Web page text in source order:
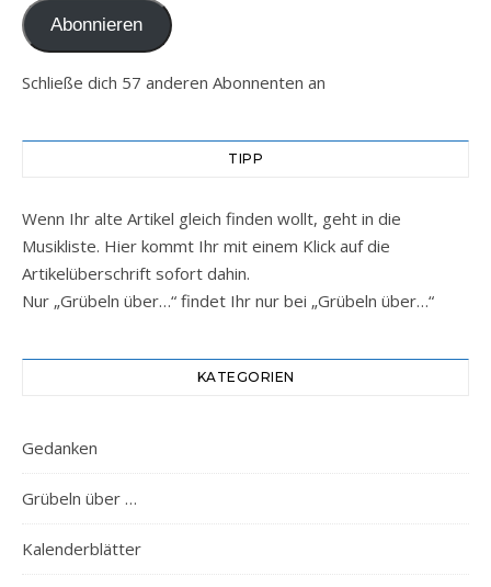
Abonnieren
Schließe dich 57 anderen Abonnenten an
TIPP
Wenn Ihr alte Artikel gleich finden wollt, geht in die
Musikliste. Hier kommt Ihr mit einem Klick auf die
Artikelüberschrift sofort dahin.
Nur „Grübeln über…“ findet Ihr nur bei „Grübeln über…“
KATEGORIEN
Gedanken
Grübeln über …
Kalenderblätter